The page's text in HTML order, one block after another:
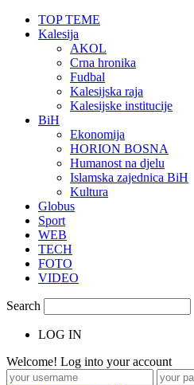
TOP TEME
Kalesija
AKOL
Crna hronika
Fudbal
Kalesijska raja
Kalesijske institucije
BiH
Ekonomija
HORION BOSNA
Humanost na djelu
Islamska zajednica BiH
Kultura
Globus
Sport
WEB
TECH
FOTO
VIDEO
Search
LOG IN
Welcome! Log into your account